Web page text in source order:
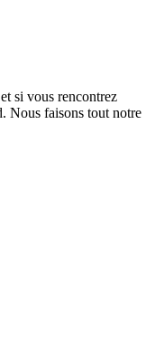
si vous rencontrez
Nous faisons tout notre